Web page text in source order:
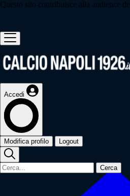
Questo sito contribuisce alla audience de
Accedi
Modifica profilo Logout
Cerca